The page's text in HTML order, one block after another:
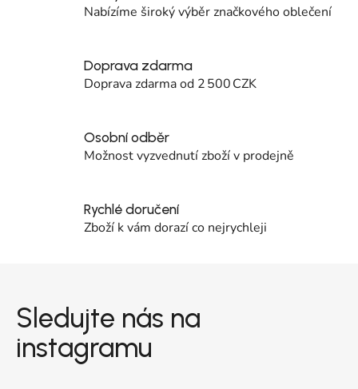
Nabízíme široký výběr značkového oblečení
Doprava zdarma
Doprava zdarma od 2 500 CZK
Osobní odběr
Možnost vyzvednutí zboží v prodejně
Rychlé doručení
Zboží k vám dorazí co nejrychleji
Sledujte nás na
instagramu